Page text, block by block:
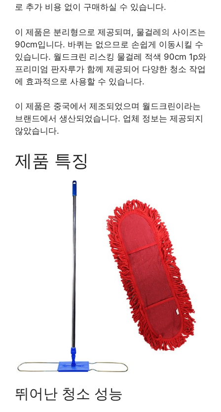
로 추가 비용 없이 구매하실 수 있습니다.
이 제품은 분리형으로 제공되며, 물걸레의 사이즈는
90cm입니다. 바퀴는 없으므로 손쉽게 이동시킬 수
있습니다. 월드크린 리스킹 물걸레 적색 90cm 1p와
프리미엄 판자루가 함께 제공되어 다양한 청소 작업
에 효과적으로 사용할 수 있습니다.
이 제품은 중국에서 제조되었으며 월드크린이라는
브랜드에서 생산되었습니다. 업체 정보는 제공되지
않았습니다.
제품 특징
뛰어난 청소 성능